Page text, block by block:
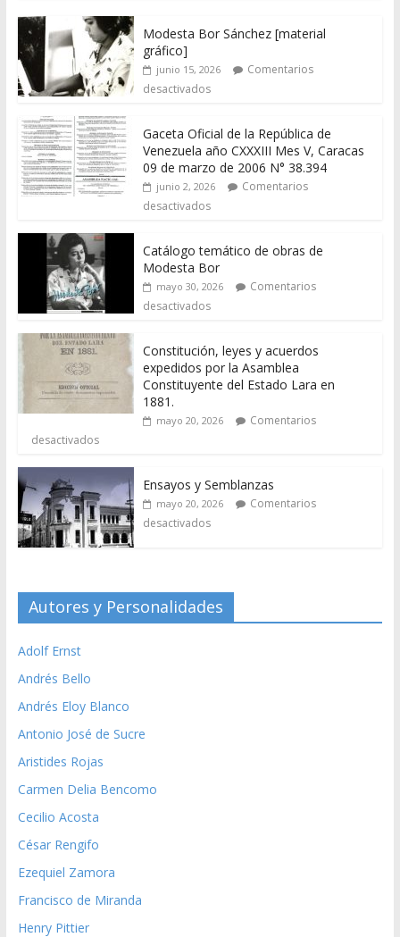
Modesta Bor Sánchez [material
gráfico]
junio 15, 2026
Comentarios
desactivados
Gaceta Oficial de la República de
Venezuela año CXXXIII Mes V, Caracas
09 de marzo de 2006 N° 38.394
junio 2, 2026
Comentarios
desactivados
Catálogo temático de obras de
Modesta Bor
mayo 30, 2026
Comentarios
desactivados
Constitución, leyes y acuerdos
expedidos por la Asamblea
Constituyente del Estado Lara en
1881.
mayo 20, 2026
Comentarios
desactivados
Ensayos y Semblanzas
mayo 20, 2026
Comentarios
desactivados
Autores y Personalidades
Adolf Ernst
Andrés Bello
Andrés Eloy Blanco
Antonio José de Sucre
Aristides Rojas
Carmen Delia Bencomo
Cecilio Acosta
César Rengifo
Ezequiel Zamora
Francisco de Miranda
Henry Pittier